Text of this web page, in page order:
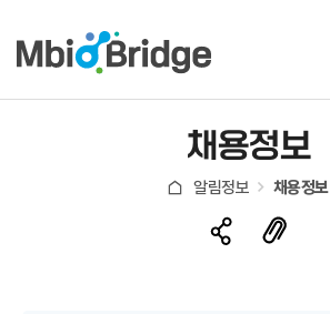
채용정보
알림정보 채용정보